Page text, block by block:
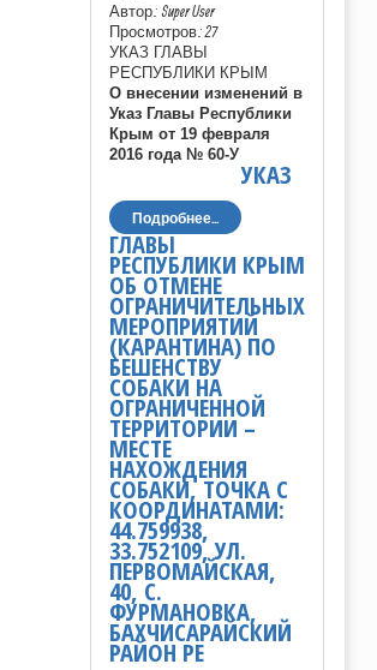
Автор: Super User
Просмотров: 27
УКАЗ ГЛАВЫ
РЕСПУБЛИКИ КРЫМ
О внесении изменений в
Указ Главы Республики
Крым от 19 февраля
2016 года № 60-У
Подробнее...
УКАЗ
ГЛАВЫ
РЕСПУБЛИКИ КРЫМ
ОБ ОТМЕНЕ
ОГРАНИЧИТЕЛЬНЫХ
МЕРОПРИЯТИЙ
(КАРАНТИНА) ПО
БЕШЕНСТВУ
СОБАКИ НА
ОГРАНИЧЕННОЙ
ТЕРРИТОРИИ –
МЕСТЕ
НАХОЖДЕНИЯ
СОБАКИ, ТОЧКА С
КООРДИНАТАМИ:
44.759938,
33.752109, УЛ.
ПЕРВОМАЙСКАЯ,
40, С.
ФУРМАНОВКА,
БАХЧИСАРАЙСКИЙ
РАЙОН РЕ